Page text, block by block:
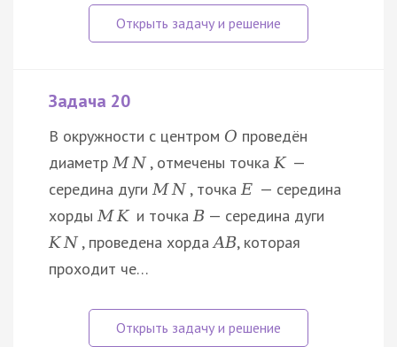
Задача 20
В окружности с центром O проведён
диаметрMN , отмечены точкаK —
середина дугиMN , точкаE — середина
хордыMK и точкаB — середина дуги
KN , проведена хордаAB, которая
проходит че…